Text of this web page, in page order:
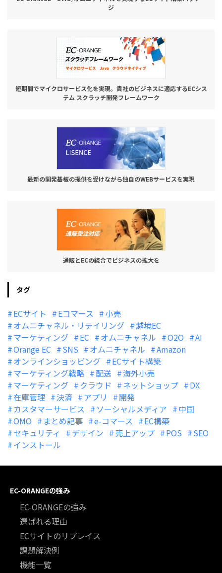
ジ
短期間でマイクロサービス化を実現。貴社のビジネスに適応するECシス
テム スクラッチ開発フレームワーク
最新の開発基板の提供を受けながら独自のWEBサービスを実現
通販とECの統合でビジネスの拡大を
タグ
ECサイト Eコマース
小売
オムニチャネル・リテイリング
越境EC
マーケティング
EC オムニチャネル O2O
AI
Orange EC
SNS オムニチャネル
Amazon
オンラインショッピング
ECサイト構築
マーケティング戦略
配送
海外小売
マーケティング
クラウド ネットショップ
DX
在庫管理
決済 アプリ
開発
カスタマーサービス
ソーシャルメディア
中国
OMO
まとめ記事 e-コマース
EC構築
セキュリティ
デザイン 売上アップ POS
SEO
インストール
EC-ORANGEの強み
EC-ORANGEの強み
選ばれる理由
ECサイトのリプレイス
課題解決例
機能一覧